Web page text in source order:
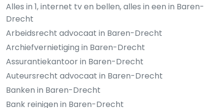
Alles in 1, internet tv en bellen, alles in een in Baren-
Drecht
Arbeidsrecht advocaat in Baren-Drecht
Archiefvernietiging in Baren-Drecht
Assurantiekantoor in Baren-Drecht
Auteursrecht advocaat in Baren-Drecht
Banken in Baren-Drecht
Bank reinigen in Baren-Drecht